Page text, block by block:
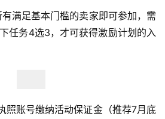
满足基本门槛的卖家即可参加，需
任务4选3，才可获得激励计划的入
照账号缴纳活动保证金（推荐7月底